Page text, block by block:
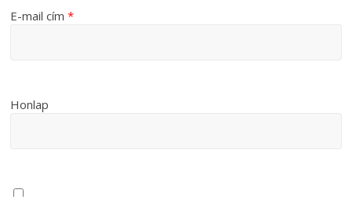
E-mail cím*
Honlap